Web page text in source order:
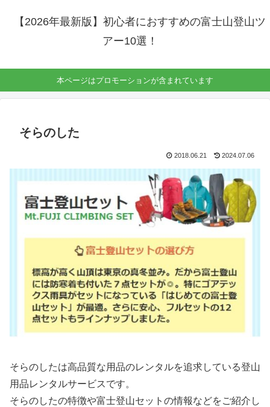
【2026年最新版】初心者におすすめの富士山登山ツ
アー10選！
本ページはプロモーションが含まれています
そらのした
2018.06.21 2024.07.06
そらのしたは高品質な用品のレンタルを追求している登山
用品レンタルサービスです。
そらのしたの特徴や富士登山セットの情報などをご紹介し